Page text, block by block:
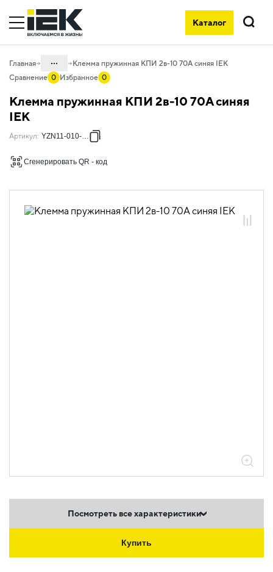
Каталог
Поиск
Главная ...
04.10 Принадлежности для
внутрищитового монтажа
04.10.04 Клеммы и клеммные блоки
Клемма пружинная КПИ 2в-10 70А синяя IEK
Сравнение 0 Избранное 0
Клемма пружинная КПИ 2в-10 70А синяя
IEK
Артикул: YZN11-010-K07
Сгенерировать QR - код
Посмотреть все характеристики
Купить